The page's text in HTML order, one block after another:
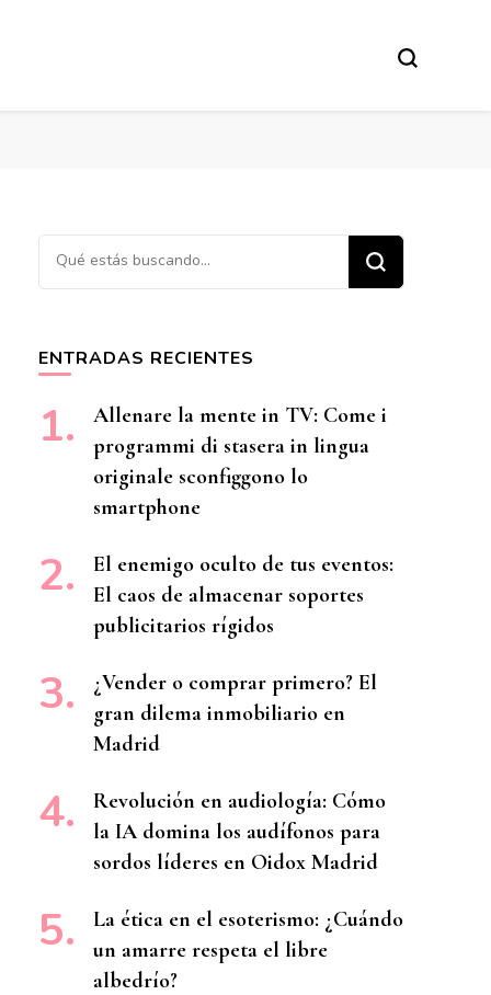
¿Buscas algo?
ENTRADAS RECIENTES
Allenare la mente in TV: Come i
programmi di stasera in lingua
originale sconfiggono lo
smartphone
El enemigo oculto de tus eventos:
El caos de almacenar soportes
publicitarios rígidos
¿Vender o comprar primero? El
gran dilema inmobiliario en
Madrid
Revolución en audiología: Cómo
la IA domina los audífonos para
sordos líderes en Oidox Madrid
La ética en el esoterismo: ¿Cuándo
un amarre respeta el libre
albedrío?